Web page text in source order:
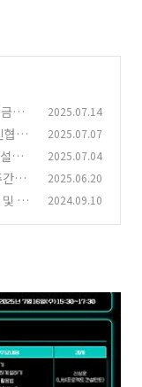
융
청기
2025.07.14
협동
2025.07.07
팅
2025.07.04
행
2025.06.20
체
2024.09.10